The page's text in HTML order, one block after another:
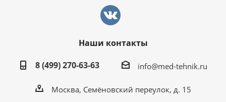
Наши контакты
8 (499) 270-63-63
info@med-tehnik.ru
Москва, Семёновский переулок, д. 15